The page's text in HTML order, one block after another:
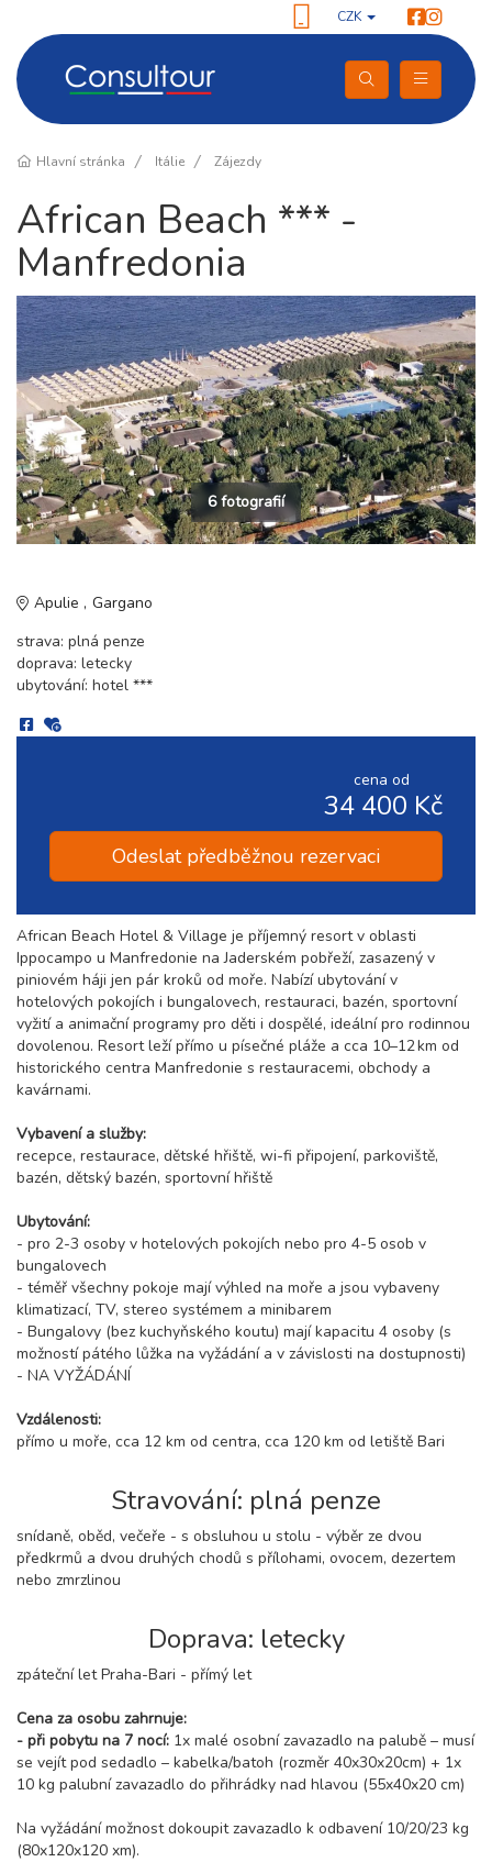
CZK
Hlavní stránka Itálie Zájezdy
African Beach *** -
Manfredonia
6 fotografií
Apulie
Gargano
strava: plná penze
doprava: letecky
ubytování: hotel ***
cena od
34 400 Kč
Odeslat předběžnou rezervaci
African Beach Hotel & Village je příjemný resort v oblasti
Ippocampo u Manfredonie na Jaderském pobřeží, zasazený v
piniovém háji jen pár kroků od moře. Nabízí ubytování v
hotelových pokojích i bungalovech, restauraci, bazén, sportovní
vyžití a animační programy pro děti i dospělé, ideální pro rodinnou
dovolenou. Resort leží přímo u písečné pláže a cca 10–12 km od
historického centra Manfredonie s restauracemi, obchody a
kavárnami.
Vybavení a služby:
recepce, restaurace, dětské hřiště, wi-fi připojení, parkoviště,
bazén, dětský bazén, sportovní hřiště
Ubytování:
- pro 2-3 osoby v hotelových pokojích nebo pro 4-5 osob v
bungalovech
- téměř všechny pokoje mají výhled na moře a jsou vybaveny
klimatizací, TV, stereo systémem a minibarem
- Bungalovy (bez kuchyňského koutu) mají kapacitu 4 osoby (s
možností pátého lůžka na vyžádání a v závislosti na dostupnosti)
- NA VYŽÁDÁNÍ
Vzdálenosti:
přímo u moře, cca 12 km od centra, cca 120 km od letiště Bari
Stravování: plná penze
snídaně, oběd, večeře - s obsluhou u stolu - výběr ze dvou
předkrmů a dvou druhých chodů s přílohami, ovocem, dezertem
nebo zmrzlinou
Doprava: letecky
zpáteční let Praha-Bari - přímý let
Cena za osobu zahrnuje:
- při pobytu na 7 nocí: 1x malé osobní zavazadlo na palubě – musí
se vejít pod sedadlo – kabelka/batoh (rozměr 40x30x20cm) + 1x
10 kg palubní zavazadlo do přihrádky nad hlavou (55x40x20 cm)
Na vyžádání možnost dokoupit zavazadlo k odbavení 10/20/23 kg
(80x120x120 xm).